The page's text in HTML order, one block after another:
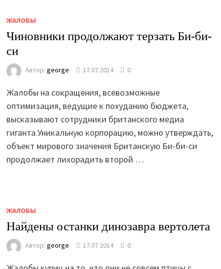
ЖАЛОБЫ
Чиновники продолжают терзать Би-би-
си
Автор: george 17.07.2014 0
Жалобы на сокращения, всевозможные
оптимизация, ведущие к похуданию бюджета,
высказывают сотрудники британского медиа
гиганта.Уникальную корпорацию, можно утверждать,
объект мирового значения Британскую Би-би-си
продолжает лихорадить второй …
ЖАЛОБЫ
Найдены останки динозавра вертолета
Автор: george 17.07.2014 0